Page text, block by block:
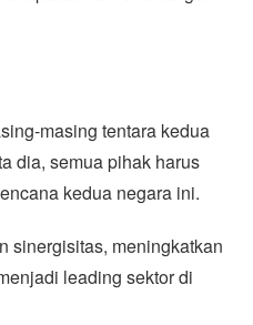
masing tentara kedua
dia, semua pihak harus
kedua negara ini.
sinergisitas, meningkatkan
leading sektor di